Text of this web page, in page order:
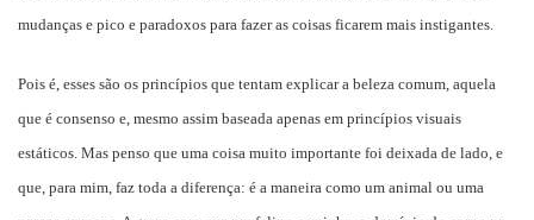
mudanças e pico e paradoxos para fazer as coisas ficarem mais instigantes.
Pois é, esses são os princípios que tentam explicar a beleza comum, aquela
que é consenso e, mesmo assim baseada apenas em princípios visuais
estáticos. Mas penso que uma coisa muito importante foi deixada de lado, e
que, para mim, faz toda a diferença: é a maneira como um animal ou uma